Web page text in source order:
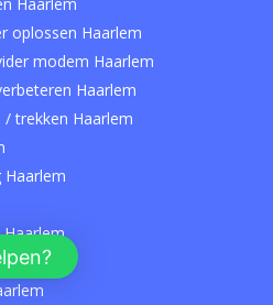
oplossen Haarlem
modem Haarlem
Haarlem
trekken Haarlem